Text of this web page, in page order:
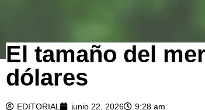
El tamaño del
dólares
EDITORIAL junio 22, 2026 9:28 am